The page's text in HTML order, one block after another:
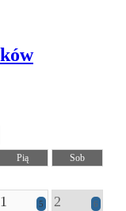
Pią
Sob
1 5 2 6